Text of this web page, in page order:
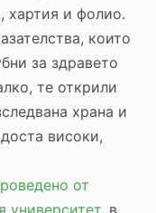
хартия и фолио.
които
за здравето
те открили
храна и
високи,
от
университет, в